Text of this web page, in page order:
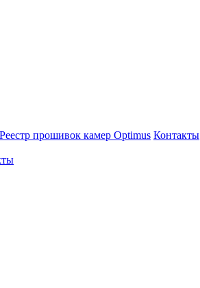
Реестр прошивок камер Optimus Контакты